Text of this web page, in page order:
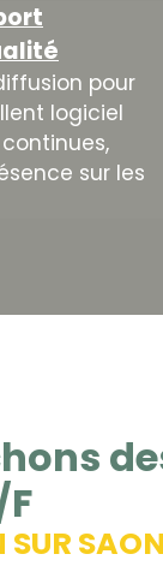
pour
logiciel
sur les
SUR